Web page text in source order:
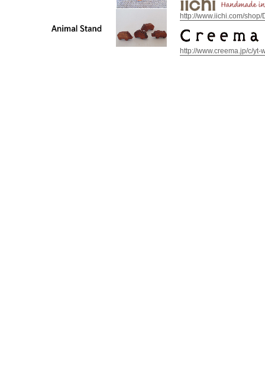
http://www.iichi.com/
http://www.creema.jp/c/yt-